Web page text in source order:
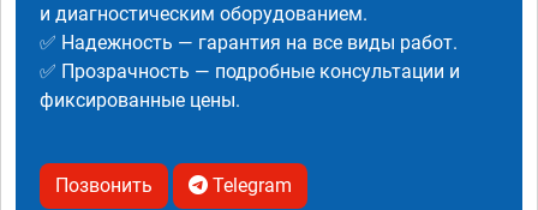
и диагностическим оборудованием.
✅ Надежность — гарантия на все виды работ.
✅ Прозрачность — подробные консультации и
фиксированные цены.
Позвонить Telegram